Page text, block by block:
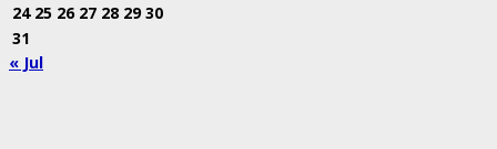
24 25 26 27 28 29 30
31
« Jul